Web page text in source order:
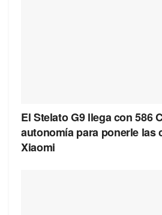
El Stelato G9 llega con 586
autonomía para ponerle las
Xiaomi